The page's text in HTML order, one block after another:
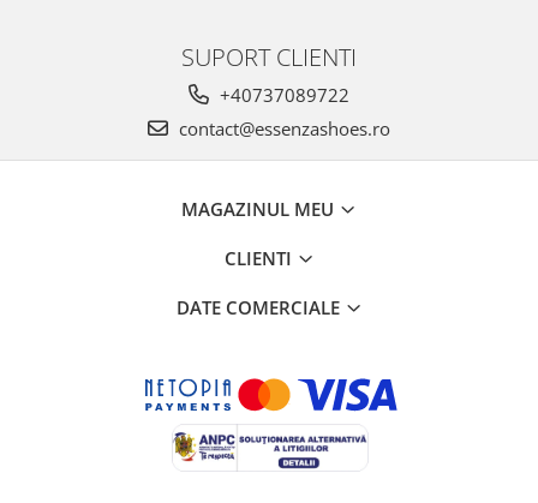
SUPORT CLIENTI
+40737089722
contact@essenzashoes.ro
MAGAZINUL MEU
CLIENTI
DATE COMERCIALE